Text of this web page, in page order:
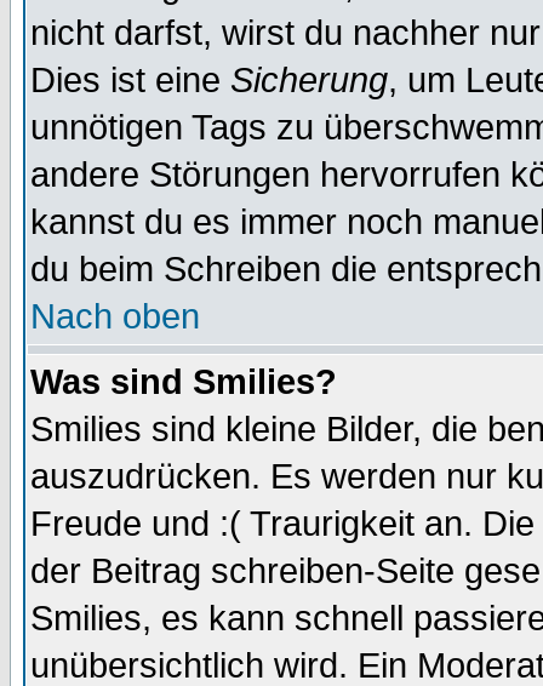
nicht darfst, wirst du nachher
Dies ist eine Sicherung, um
unnötigen Tags zu
andere Störungen hervorrufen
kannst du es immer noch
du beim Schreiben die
Nach oben
Was sind Smilies?
Smilies sind kleine Bilder, die
auszudrücken. Es werden nur
Freude und :( Traurigkeit an.
der Beitrag schreiben-Seite
Smilies, es kann schnell
unübersichtlich wird. Ein